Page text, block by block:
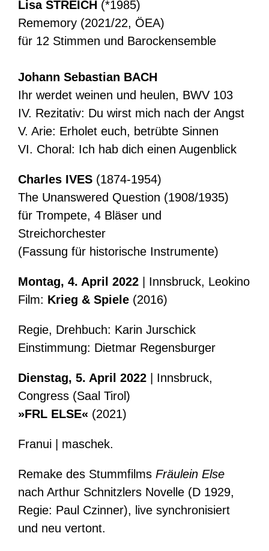
Lisa STREICH (*1985)
Rememory (2021/22, ÖEA)
für 12 Stimmen und Barockensemble
Johann Sebastian BACH
Ihr werdet weinen und heulen, BWV 103
IV. Rezitativ: Du wirst mich nach der Angst
V. Arie: Erholet euch, betrübte Sinnen
VI. Choral: Ich hab dich einen Augenblick
Charles IVES (1874-1954)
The Unanswered Question (1908/1935)
für Trompete, 4 Bläser und
Streichorchester
(Fassung für historische Instrumente)
Montag, 4. April 2022 | Innsbruck, Leokino
Film: Krieg & Spiele (2016)
Regie, Drehbuch: Karin Jurschick
Einstimmung: Dietmar Regensburger
Dienstag, 5. April 2022
| Innsbruck,
Congress (Saal Tirol)
»FRL ELSE« (2021)
Franui | maschek.
Remake des Stummfilms Fräulein Else
nach Arthur Schnitzlers Novelle (D 1929,
Regie: Paul Czinner), live synchronisiert
und neu vertont.